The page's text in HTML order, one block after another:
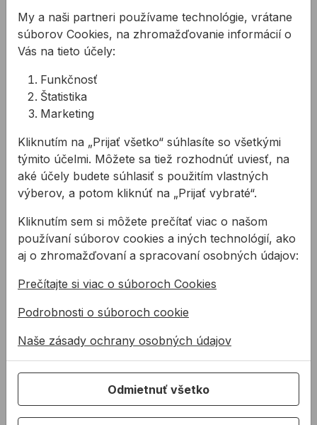
Píla na kov zvýšená
300mm
Píla na kov zvýšená
300mm-kovový rám,
lakovaná drevená
rukoväť
6,00 €
3,60 €/ks
3,60€ s DPH
Nôž na stavebné
izolačných materiálov.
Čepeľ ...
15,47 €/ ks
15,47€ s DPH
Nie je na sklade
Píla 600 Z74 PORO-THERM na duté tehly
Píla 600 Z74 PORO-
THERM na duté
tehly
Píla zatváracia FESTA
Píla zatváracia
FESTA 180mm 45061
My a naši partneri používame technológie, vrátane
súborov Cookies, na zhromažďovanie informácií o
Vás na tieto účely:
Funkčnosť
Štatistika
Marketing
Kliknutím na „Prijať všetko“ súhlasíte so všetkými
týmito účelmi. Môžete sa tiež rozhodnúť uviesť, na
aké účely budete súhlasiť s použitím vlastných
výberov, a potom kliknúť na „Prijať vybraté“.
Kliknutím sem si môžete prečítať viac o našom
používaní súborov cookies a iných technológií, ako
aj o zhromažďovaní a spracovaní osobných údajov:
Prečítajte si viac o súboroch Cookies
Podrobnosti o súboroch cookie
Naše zásady ochrany osobných údajov
Odmietnuť všetko